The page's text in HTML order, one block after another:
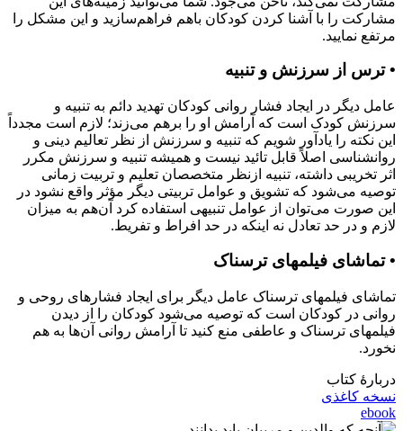
مشارکت را با آشنا کردن کودکان باهم فراهم‌سازید و این مشکل را
مرتفع نمایید.
• ترس از سرزنش و تنبیه
عامل دیگر در ایجاد فشار روانی کودکان تهدید دائم به تنبیه و
سرزنش کودک است که آرامش او را برهم می‌زند؛ لازم است مجدداً
این نکته را یادآور شویم که تنبیه و سرزنش از نظر تعالیم دینی و
روانشناسی اصلاً قابل تائید نیست و همیشه تنبیه و سرزنش مکرر
اثر تخریبی داشته، تنبیه ازنظر متخصصان تعلیم و تربیت زمانی
توصیه می‌شود که تشویق و عوامل تربیتی دیگر مؤثر واقع نشود در
این صورت می‌توان از عوامل تنبیهی استفاده کرد آن‌هم به میزان
لازم و در حد تعادل نه اینکه در حد افراط‌ و تفریط.
• تماشای فیلم‏‎های ترسناک
تماشای فیلم‏‎های ترسناک عامل دیگر برای ایجاد فشار‏های روحی و
روانی در کودکان است که توصیه می‌شود کودکان را از دیدن
فیلم‎‏های ترسناک و عاطفی منع کنید تا آرامش روانی آن‌ها به هم
نخورد.
دربارۀ کتاب
نسخه کاغذی
ebook